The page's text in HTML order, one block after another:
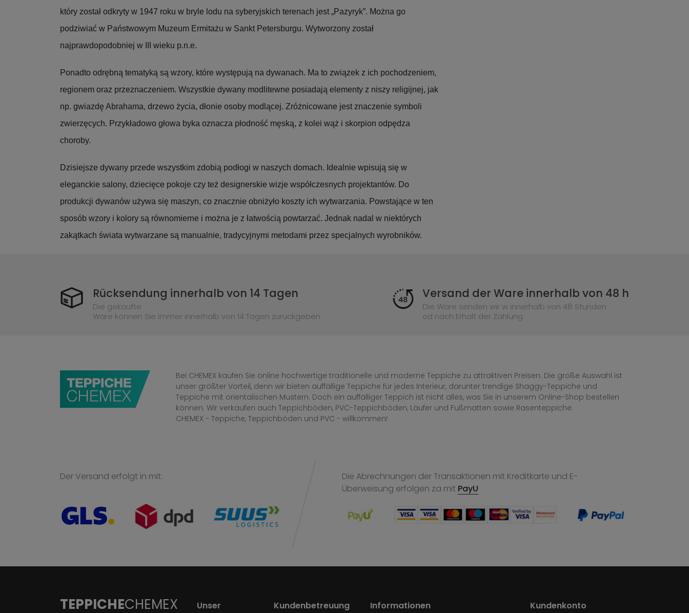
który został odkryty w 1947 roku w bryle lodu na syberyjskich terenach jest „Pazyryk”. Można go
podziwiać w Państwowym Muzeum Ermitażu w Sankt Petersburgu. Wytworzony został
najprawdopodobniej w III wieku p.n.e.
Ponadto odrębną tematyką są wzory, które występują na dywanach. Ma to związek z ich pochodzeniem,
regionem oraz przeznaczeniem. Wszystkie dywany modlitewne posiadają elementy z niszy religijnej, jak
np. gwiazdę Abrahama, drzewo życia, dłonie osoby modlącej. Zróżnicowane jest znaczenie symboli
zwierzęcych. Przykładowo głowa byka oznacza płodność męską, z kolei wąż i skorpion odpędza
choroby.
Dzisiejsze dywany przede wszystkim zdobią podłogi w naszych domach. Idealnie wpisują się w
eleganckie salony, dziecięce pokoje czy też designerskie wizje współczesnych projektantów. Do
produkcji dywanów używa się maszyn, co znacznie obniżyło koszty ich wytwarzania. Powstające w ten
sposób wzory i kolory są równomierne i można je z łatwością powtarzać. Jednak nadal w niektórych
zakątkach świata wytwarzane są manualnie, tradycyjnymi metodami przez specjalnych wyrobników.
Rücksendung innerhalb von 14 Tagen
Die gekaufte
Ware können Sie immer innerhalb von 14 Tagen zurückgeben
Versand der Ware innerhalb von 48 h
Die Ware senden wir w innerhalb von 48 Stunden
od nach Erhalt der Zahlung
Bei CHEMEX kaufen Sie online hochwertige traditionelle und moderne Teppiche zu attraktiven Preisen. Die große Auswahl ist
unser größter Vorteil, denn wir bieten auffällige Teppiche für jedes Interieur, darunter trendige Shaggy-Teppiche und
Teppiche mit orientalischen Mustern. Doch ein auffälliger Teppich ist nicht alles, was Sie in unserem Online-Shop bestellen
können. Wir verkaufen auch Teppichböden, PVC-Teppichböden, Läufer und Fußmatten sowie Rasenteppiche.
CHEMEX - Teppiche, Teppichböden und PVC - willkommen!
Der Versand erfolgt in mit:
Die Abrechnungen der Transaktionen mit Kreditkarte und E-
Überweisung erfolgen za mit PayU
TEPPICHECHEMEX
Unser
Kundenbetreuung Informationen Kundenkonto